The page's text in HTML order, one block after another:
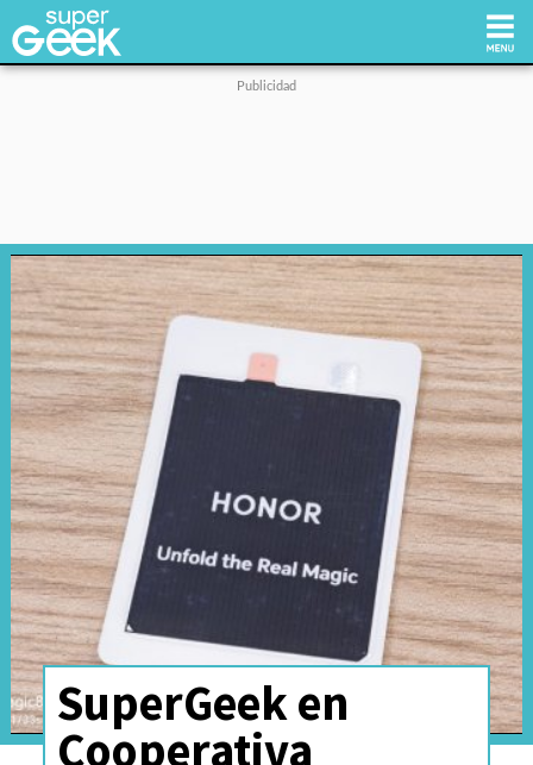
Tecnología
Videojuegos
Reviews
Cultura Pop
Streaming
Síguenos:
SuperGeek en
Cooperativa